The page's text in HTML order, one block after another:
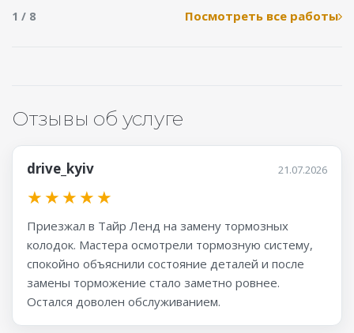
1 / 8 Посмотреть все работы
Отзывы об услуге
drive_kyiv 21.07.2026
★★★★★
Приезжал в Тайр Ленд на замену тормозных
колодок. Мастера осмотрели тормозную систему,
спокойно объяснили состояние деталей и после
замены торможение стало заметно ровнее.
Остался доволен обслуживанием.